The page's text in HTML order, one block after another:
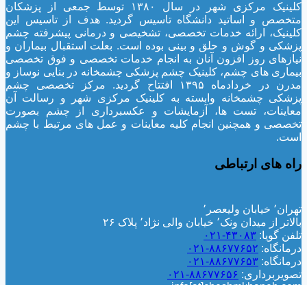
کلینیک مرکزی شهر در سال ۱۳۸۰ توسط جمعی از پزشکان
متخصص و اساتید دانشگاه تاسیس گردید. هدف از تاسیس این
کلینیک، ارائه خدمات تخصصی، تشخیصی و درمانی پیشرفته چشم
پزشکی و گوش و حلق و بینی بوده است. بعلت استقبال بیماران و
نیازهای روز افزون آنان به انجام خدمات تخصصی و فوق تخصصی
بیماری های چشم، کلینیک چشم پزشکی چشمخانه در بنایی نوساز و
مدرن در خردادماه ۱۳۹۵ افتتاح گردید. مرکز تخصصی چشم
پزشکی چشمخانه وابسته به کلینیک مرکزی شهر و رسالت آن
معاینات، تست ها، آزمایشات و عکسبرداری از چشم بصورت
تخصصی و همچنین انجام کلیه معاینات و عمل های مرتبط با چشم
است.
راه های ارتباطی
تهران٬ خیابان ولیعصر٬
بالاتر از میدان ونک٬ خیابان والی نژاد٬ پلاک ۲۶
تلفن گویا: ۴۳۰۸۳-۰۲۱
درمانگاه: ۸۸۶۷۷۶۵۲-۰۲۱
درمانگاه: ۸۸۶۷۷۶۵۳-۰۲۱
تصویربرداری: ۸۸۶۷۷۶۵۶-۰۲۱